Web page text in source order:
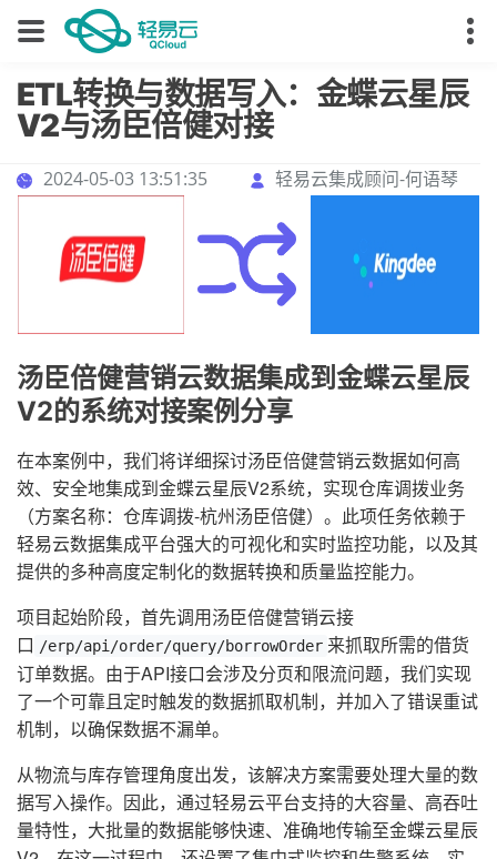
ETL转换与数据写入：金蝶云星辰
V2与汤臣倍健对接
2024-05-03 13:51:35 轻易云集成顾问-何语琴
汤臣倍健营销云数据集成到金蝶云星辰
V2的系统对接案例分享
在本案例中，我们将详细探讨汤臣倍健营销云数据如何高
效、安全地集成到金蝶云星辰V2系统，实现仓库调拨业务
（方案名称：仓库调拨-杭州汤臣倍健）。此项任务依赖于
轻易云数据集成平台强大的可视化和实时监控功能，以及其
提供的多种高度定制化的数据转换和质量监控能力。
项目起始阶段，首先调用汤臣倍健营销云接
口 /erp/api/order/query/borrowOrder 来抓取所需的借货
订单数据。由于API接口会涉及分页和限流问题，我们实现
了一个可靠且定时触发的数据抓取机制，并加入了错误重试
机制，以确保数据不漏单。
从物流与库存管理角度出发，该解决方案需要处理大量的数
据写入操作。因此，通过轻易云平台支持的大容量、高吞吐
量特性，大批量的数据能够快速、准确地传输至金蝶云星辰